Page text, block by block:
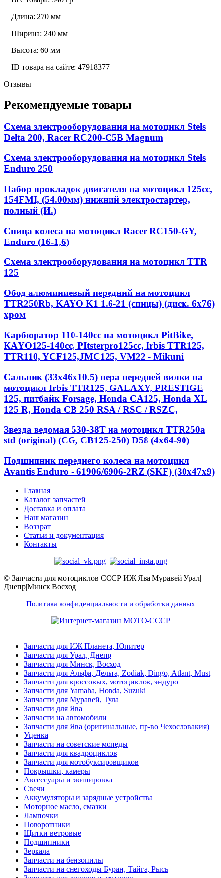
Длина: 270 мм
Ширина: 240 мм
Высота: 60 мм
ID товара на сайте: 47918377
Отзывы
Рекомендуемые товары
Схема электрооборудования на мотоцикл Stels
Delta 200, Racer RC200-C5B Magnum
Схема электрооборудования на мотоцикл Stels
Enduro 250
Набор прокладок двигателя на мотоцикл 125cc,
154FMI, (54.00мм) нижний электростартер,
полный (И.)
Спица колеса на мотоцикл Racer RC150-GY,
Enduro (16-1,6)
Схема электрооборудования на мотоцикл TTR
125
Обод алюминиевый передний на мотоцикл
TTR250Rb, KAYO K1 1.6-21 (спицы) (диск. 6x76)
хром
Карбюратор 110-140cc на мотоцикл PitBike,
КАYО125-140сс, РItstеrрrо125сс, Irbis TTR125,
TTR110, YCF125,JMC125, VM22 - Mikuni
Сальник (33х46х10.5) пера передней вилки на
мотоцикл Irbis TTR125, GALAXY, PRESTIGE
125, питбайк Forsage, Honda CA125, Honda XL
125 R, Honda CB 250 RSA / RSC / RSZC,
Звезда ведомая 530-38T на мотоцикл TTR250a
std (original) (CG, CB125-250) D58 (4x64-90)
Подшипник переднего колеса на мотоцикл
Avantis Enduro - 61906/6906-2RZ (SKF) (30x47x9)
Главная
Каталог запчастей
Доставка и оплата
Наш магазин
Возврат
Статьи и документация
Контакты
© Запчасти для мотоциклов СССР ИЖ|Ява|Муравей|Урал|
Днепр|Минск|Восход
Политика конфиденциальности и обработки данных
Запчасти для ИЖ Планета, Юпитер
Запчасти для Урал, Днепр
Запчасти для Минск, Восход
Запчасти для Альфа, Дельта, Zodiak, Dingo, Atlant, Must
Запчасти для кроссовых, мотоциклов, эндуро
Запчасти для Yamaha, Honda, Suzuki
Запчасти для Муравей, Тула
Запчасти для Ява
Запчасти на автомобили
Запчасти для Ява (оригинальные, пр-во Чехословакия)
Уценка
Запчасти на советские мопеды
Запчасти для квадроциклов
Запчасти для мотобуксировщиков
Покрышки, камеры
Аксессуары и экипировка
Свечи
Аккумуляторы и зарядные устройства
Моторное масло, смазки
Лампочки
Поворотники
Щитки ветровые
Подшипники
Зеркала
Запчасти на бензопилы
Запчасти на снегоходы Буран, Тайга, Рысь